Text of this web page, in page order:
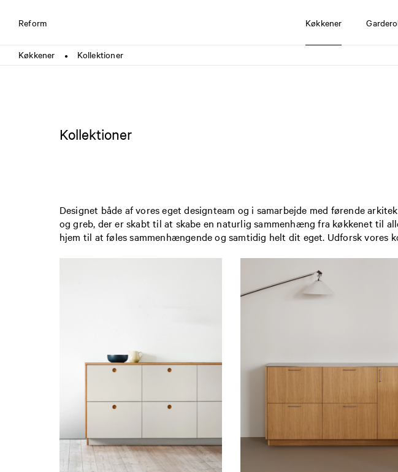
Reform Køkkener
Køkkener ● Kollektioner
Kollektioner
Designet både af vores eget designteam og i samarbejde med førende
og greb, der er skabt til at skabe en naturlig sammenhæng fra køkkenet til
hjem til at føles sammenhængende og samtidig helt dit eget. Udforsk vores